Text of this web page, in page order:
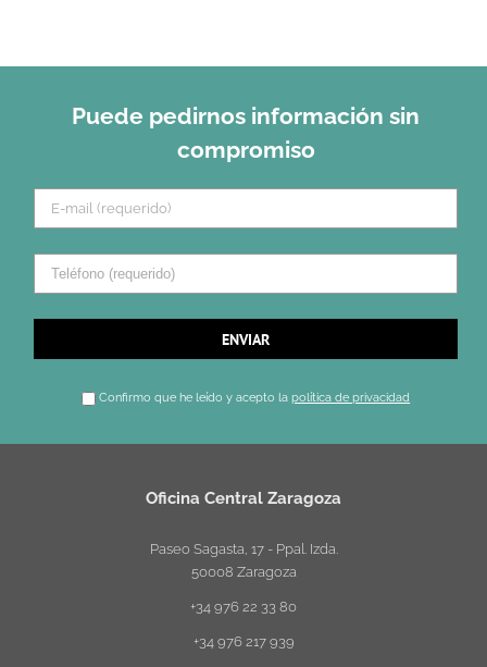
Puede pedirnos información sin
compromiso
Confirmo que he leído y acepto lapolítica de privacidad
Oficina Central Zaragoza
Paseo Sagasta, 17 - Ppal. Izda.
50008 Zaragoza
+34 976 22 33 80
+34 976 217 939